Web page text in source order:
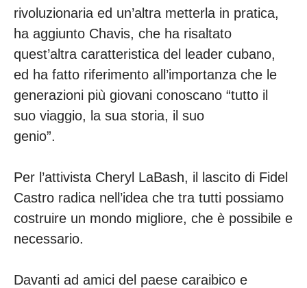
rivoluzionaria ed un’altra metterla in pratica,
ha aggiunto Chavis, che ha risaltato
quest’altra caratteristica del leader cubano,
ed ha fatto riferimento all’importanza che le
generazioni più giovani conoscano “tutto il
suo viaggio, la sua storia, il suo
genio”.
Per l’attivista Cheryl LaBash, il lascito di Fidel
Castro radica nell’idea che tra tutti possiamo
costruire un mondo migliore, che è possibile e
necessario.
Davanti ad amici del paese caraibico e